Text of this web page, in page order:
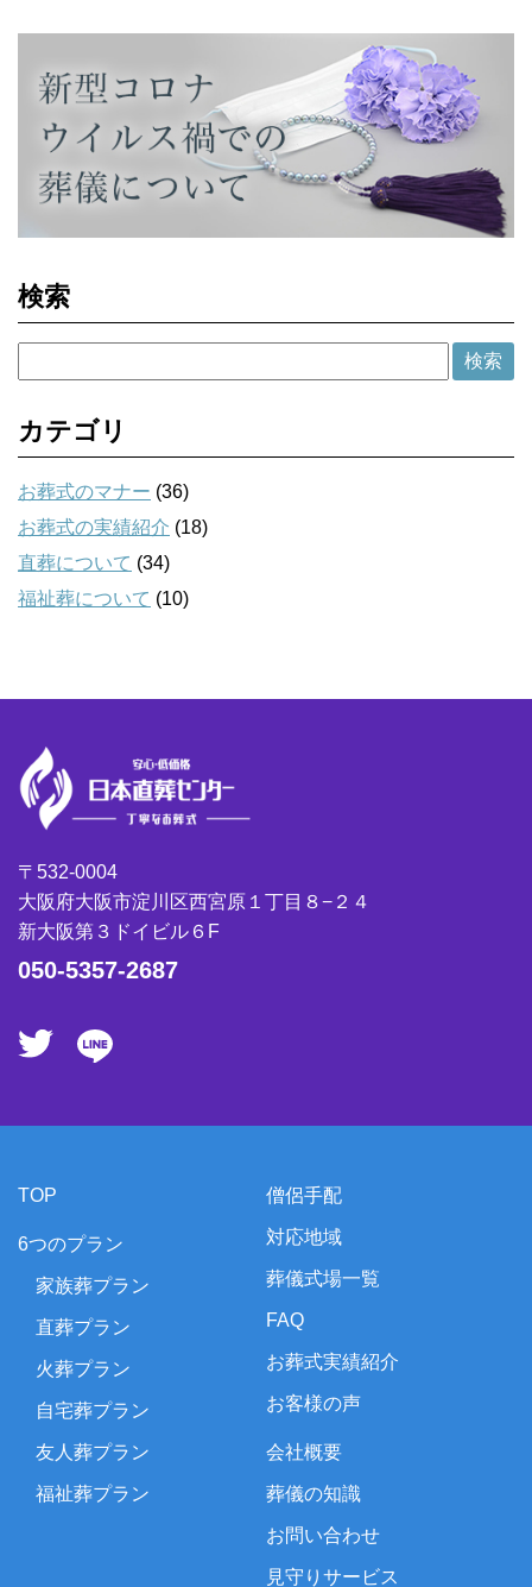
検索
カテゴリ
お葬式のマナー (36)
お葬式の実績紹介 (18)
直葬について (34)
福祉葬について (10)
〒532-0004
大阪府大阪市淀川区西宮原１丁目８−２４
新大阪第３ドイビル６F
050-5357-2687
TOP
6つのプラン
家族葬プラン
直葬プラン
火葬プラン
自宅葬プラン
友人葬プラン
福祉葬プラン
僧侶手配
対応地域
葬儀式場一覧
FAQ
お葬式実績紹介
お客様の声
会社概要
葬儀の知識
お問い合わせ
見守りサービス